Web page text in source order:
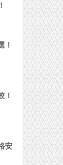
！
！
安